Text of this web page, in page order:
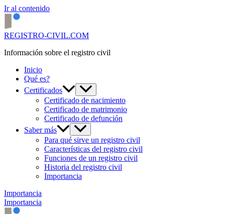
Ir al contenido
REGISTRO-CIVIL.COM
Información sobre el registro civil
Inicio
Qué es?
Certificados
Certificado de nacimiento
Certificado de matrimonio
Certificado de defunción
Saber más
Para qué sirve un registro civil
Características del registro civil
Funciones de un registro civil
Historia del registro civil
Importancia
Importancia
Importancia